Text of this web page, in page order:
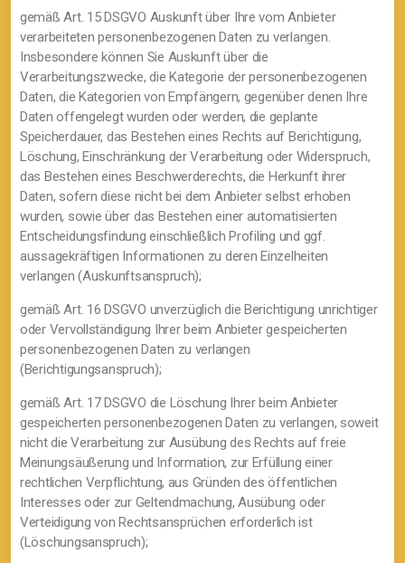
gemäß Art. 15 DSGVO Auskunft über Ihre vom Anbieter
verarbeiteten personenbezogenen Daten zu verlangen.
Insbesondere können Sie Auskunft über die
Verarbeitungszwecke, die Kategorie der personenbezogenen
Daten, die Kategorien von Empfängern, gegenüber denen Ihre
Daten offengelegt wurden oder werden, die geplante
Speicherdauer, das Bestehen eines Rechts auf Berichtigung,
Löschung, Einschränkung der Verarbeitung oder Widerspruch,
das Bestehen eines Beschwerderechts, die Herkunft ihrer
Daten, sofern diese nicht bei dem Anbieter selbst erhoben
wurden, sowie über das Bestehen einer automatisierten
Entscheidungsfindung einschließlich Profiling und ggf.
aussagekräftigen Informationen zu deren Einzelheiten
verlangen (Auskunftsanspruch);
gemäß Art. 16 DSGVO unverzüglich die Berichtigung unrichtiger
oder Vervollständigung Ihrer beim Anbieter gespeicherten
personenbezogenen Daten zu verlangen
(Berichtigungsanspruch);
gemäß Art. 17 DSGVO die Löschung Ihrer beim Anbieter
gespeicherten personenbezogenen Daten zu verlangen, soweit
nicht die Verarbeitung zur Ausübung des Rechts auf freie
Meinungsäußerung und Information, zur Erfüllung einer
rechtlichen Verpflichtung, aus Gründen des öffentlichen
Interesses oder zur Geltendmachung, Ausübung oder
Verteidigung von Rechtsansprüchen erforderlich ist
(Löschungsanspruch);